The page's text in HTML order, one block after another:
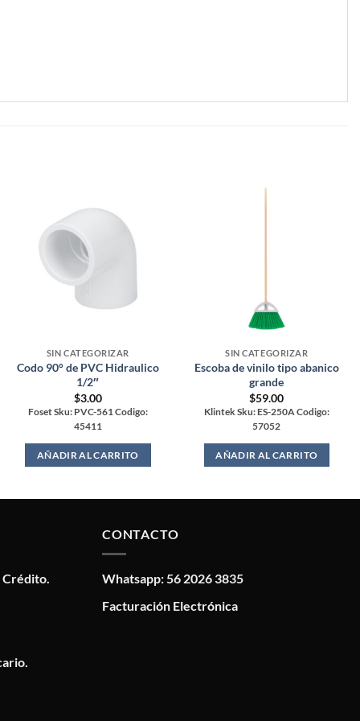
SIN CATEGORIZAR
Codo 90° de PVC Hidraulico
1/2″
$3.00
Foset Sku: PVC-561 Codigo:
45411
AÑADIR AL CARRITO
SIN CATEGORIZAR
Escoba de vinilo tipo abanico
grande
$59.00
Klintek Sku: ES-250A Codigo:
57052
AÑADIR AL CARRITO
CONTACTO
Whatsapp: 56 2026 3835
Facturación Electrónica